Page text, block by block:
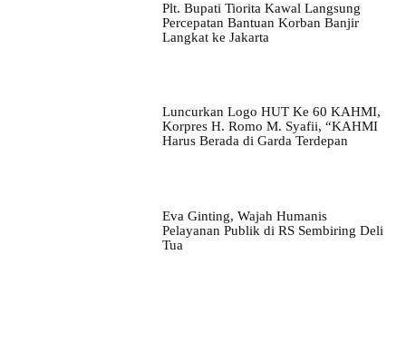
Plt. Bupati Tiorita Kawal Langsung
Percepatan Bantuan Korban Banjir
Langkat ke Jakarta
Luncurkan Logo HUT Ke 60 KAHMI,
Korpres H. Romo M. Syafii, “KAHMI
Harus Berada di Garda Terdepan
Eva Ginting, Wajah Humanis
Pelayanan Publik di RS Sembiring Deli
Tua